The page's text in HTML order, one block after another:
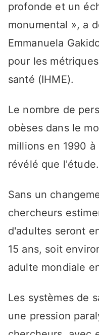
profonde et un
monumental », a
Emmanuela
pour les
santé (IHME).
Le nombre de
obèses dans le
millions en 1990
révélé que l'étude.
Sans un
chercheurs
d'adultes seront
15 ans, soit
adulte mondiale
Les systèmes de
une pression